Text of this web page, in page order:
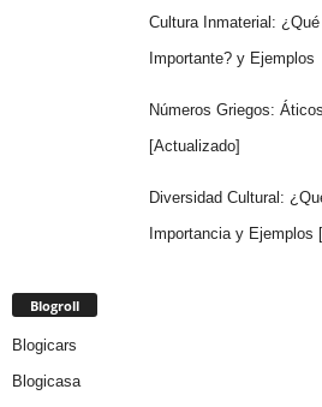
Cultura Inmaterial:
Importante? y Ejemplos
Números Griegos:
[Actualizado]
Diversidad Cultural:
Importancia y Ejemplos
Blogroll
Blogicars
Blogicasa